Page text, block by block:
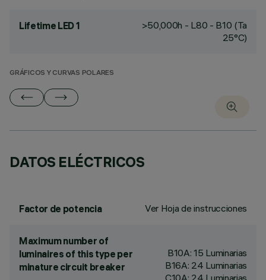
Lifetime LED 1
>50,000h - L80 - B10 (Ta
25°C)
GRÁFICOS Y CURVAS POLARES
DATOS ELÉCTRICOS
Factor de potencia Ver Hoja de instrucciones
Maximum number of
luminaires of this type per
minature circuit breaker
B10A: 15 Luminarias
B16A: 24 Luminarias
C10A: 24 Luminarias